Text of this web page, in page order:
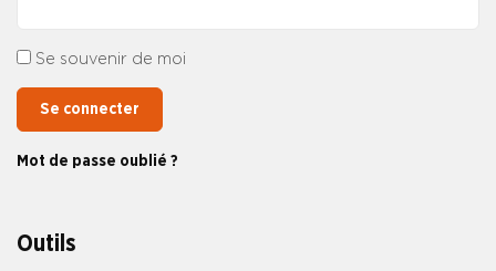
Outils
Se souvenir de moi
Se connecter
Mot de passe oublié ?